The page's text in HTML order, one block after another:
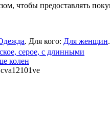
чтобы предоставлять
. Для кого: Для женщин